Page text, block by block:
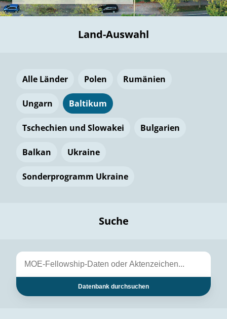
Land-Auswahl
Alle Länder Polen Rumänien
Ungarn Baltikum
Tschechien und Slowakei Bulgarien
Balkan Ukraine
Sonderprogramm Ukraine
Suche
Datenbank durchsuchen